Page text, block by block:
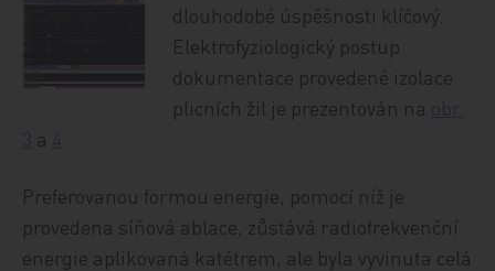
dlouhodobé úspěšnosti klíčový.
Elektrofyziologický postup
dokumentace provedené izolace
plicních žil je prezentován na
a
Preferovanou formou energie, pomocí níž je
provedena síňová ablace, zůstává radiofrekvenční
energie aplikovaná katétrem, ale byla vyvinuta celá